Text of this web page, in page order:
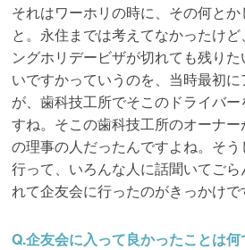
それはワーホリの時に、その何と
と。永住までは考えてなかったけ
ングホリデービザが切れても残り
いですかっていうのを、当時最初
が、歯科技工所でそこのドライバ
すね。そこの歯科技工所のオーナ
の理事の人だったんですよね。そ
行って、いろんな人に話聞いてご
れて企友会に行ったのがきっかけで
Q.企友会に入って良かったことは何